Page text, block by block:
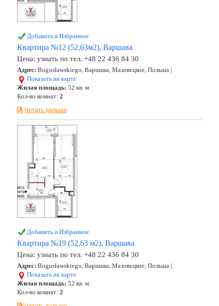
Добавить в Избранное
Квартира №12 (52,63м2), Варшава
Цена: узнать по тел. +48 22 436 84 30
Адрес: Bogusławskiego, Варшава, Мазовецкое, Польша |
Показать на карте
Жилая площадь: 52 кв. м.
Кол-во комнат: 2
Читать дальше
Добавить в Избранное
Квартира №19 (52,63 м2), Варшава
Цена: узнать по тел. +48 22 436 84 30
Адрес: Bogusławskiego, Варшава, Мазовецкое, Польша |
Показать на карте
Жилая площадь: 52 кв. м.
Кол-во комнат: 2